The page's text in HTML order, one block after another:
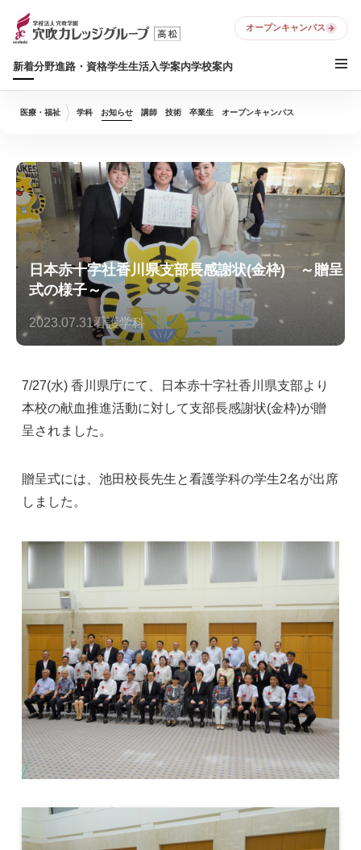
新着分野進路・資格学生生活入学案内学校案内
オープンキャンパス
医療・福祉 学科 お知らせ 講師 技術 卒業生 オープンキャンパス
日本赤十字社香川県支部長感謝状(金枠) ～贈呈
式の様子～
2023.07.31看護学科
7/27(水) 香川県庁にて、日本赤十字社香川県支部より
本校の献血推進活動に対して支部長感謝状(金枠)が贈
呈されました。
贈呈式には、池田校長先生と看護学科の学生2名が出席
しました。